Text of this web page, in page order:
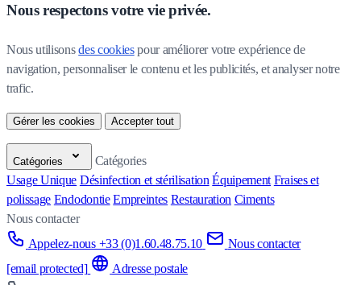
Nous respectons votre vie privée.
Nous utilisons des cookies pour améliorer votre expérience de
navigation, personnaliser le contenu et les publicités, et analyser notre
trafic.
Gérer les cookies Accepter tout
Catégories
Catégories
Usage Unique Désinfection et stérilisation Équipement Fraises et
polissage Endodontie Empreintes Restauration Ciments
Nous contacter
Appelez-nous +33 (0)1.60.48.75.10
Nous contacter
[email protected]
Adresse postale